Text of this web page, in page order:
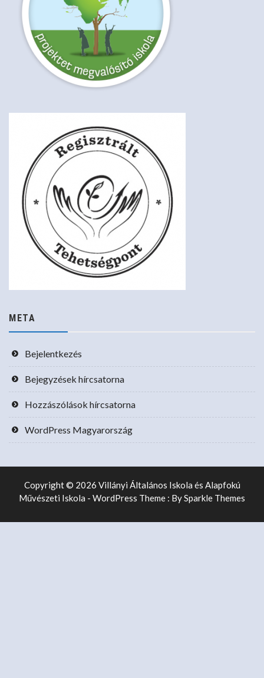
META
Bejelentkezés
Bejegyzések hírcsatorna
Hozzászólások hírcsatorna
WordPress Magyarország
Copyright © 2026 Villányi Általános Iskola és Alapfokú
Művészeti Iskola - WordPress Theme : BySparkle Themes